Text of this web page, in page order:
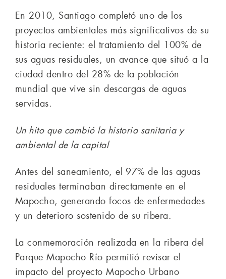
En 2010, Santiago completó uno de los
proyectos ambientales más significativos de su
historia reciente: el tratamiento del 100% de
sus aguas residuales, un avance que situó a la
ciudad dentro del 28% de la población
mundial que vive sin descargas de aguas
servidas.
Un hito que cambió la historia sanitaria y
ambiental de la capital
Antes del saneamiento, el 97% de las aguas
residuales terminaban directamente en el
Mapocho, generando focos de enfermedades
y un deterioro sostenido de su ribera.
La conmemoración realizada en la ribera del
Parque Mapocho Río permitió revisar el
impacto del proyecto Mapocho Urbano